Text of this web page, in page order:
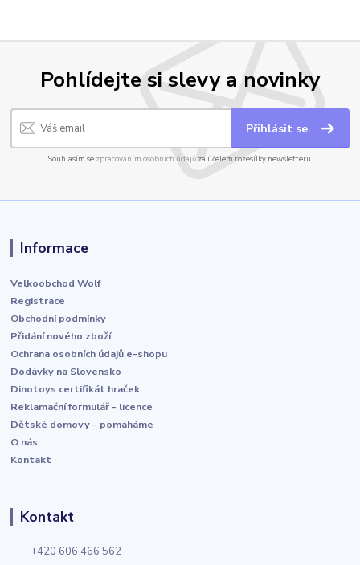
Pohlídejte si slevy a novinky
Přihlásit se
Souhlasím se zpracováním osobních údajůza účelem rozesílky newsletteru.
Informace
Velkoobchod Wolf
Registrace
Obchodní podmínky
Přidání nového zboží
Ochrana osobních údajů e-shopu
Dodávky na Slovensko
Dinotoys certifikát hraček
Reklamační formulář - licence
Dětské domovy - pomáháme
O nás
Kontakt
Kontakt
+420 606 466 562